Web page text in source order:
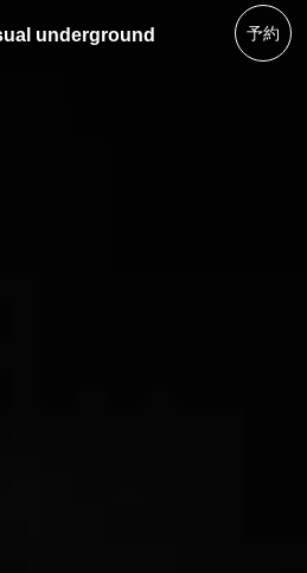
underground 予約